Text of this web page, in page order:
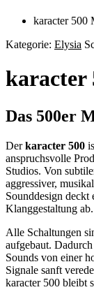
karacter 500
Kategorie: Elysia
karacter
Das 500er
Derkaracter 500
anspruchsvolle
Studios. Von
aggressiver,
Sounddesign deckt
Klanggestaltung ab.
Alle Schaltungen
aufgebaut.
Sounds von einer
Signale sanft
karacter 500 bleibt